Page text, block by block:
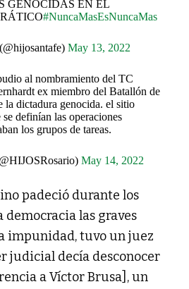
GENOCIDAS EN EL
#NuncaMasEsNuncaMas
May 13, 2022
al nombramiento del TC
ex miembro del Batallón de
la dictadura genocida. el sitio
definían las operaciones
los grupos de tareas.
May 14, 2022
padeció durante los
democracia las graves
impunidad, tuvo un juez
judicial decía desconocer
a Víctor Brusa], un